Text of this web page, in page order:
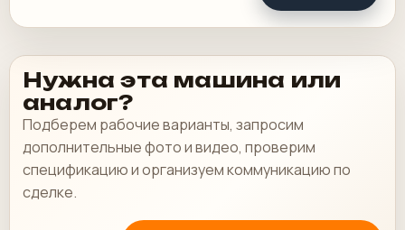
Нужна эта машина или
аналог?
Подберем рабочие варианты, запросим
дополнительные фото и видео, проверим
спецификацию и организуем коммуникацию по
сделке.